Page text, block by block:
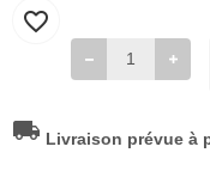
favorite_border
local_shipping Livraison prévue à